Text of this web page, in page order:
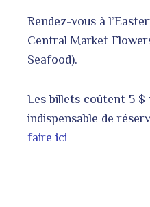
Rendez-vous à
Central Market
Seafood).
Les billets coûtent 5
indispensable de
faire ici